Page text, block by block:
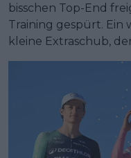
bisschen Top-End
Training gespürt. Ein
kleine Extraschub,